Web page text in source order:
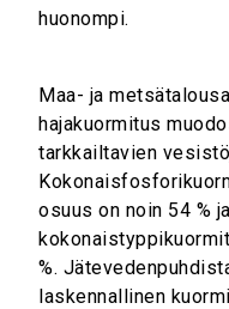
huonompi.
Maa- ja
hajakuormitus
tarkkailtavien
osuus on noin 54 %
%.
laskennallinen